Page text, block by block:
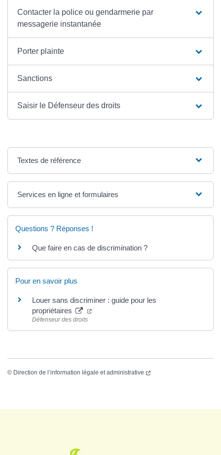
Contacter la police ou gendarmerie par
messagerie instantanée
Porter plainte
Sanctions
Saisir le Défenseur des droits
Textes de référence
Services en ligne et formulaires
Questions ? Réponses !
Que faire en cas de discrimination ?
Pour en savoir plus
Louer sans discriminer : guide pour les
propriétaires
Défenseur des droits
© Direction de l’information légale et administrative